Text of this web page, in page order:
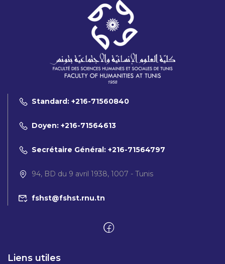
Standard: +216-71560840
Doyen: +216-71564613
Secrétaire Général: +216-71564797
94, BD du 9 avril 1938, 1007 - Tunis
fshst@fshst.rnu.tn
Liens utiles